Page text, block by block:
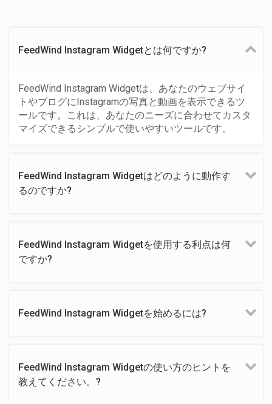
FeedWind Instagram Widgetとは何ですか?
FeedWind Instagram Widgetは、あなたのウェブサイ
トやブログにInstagramの写真と動画を表示できるツ
ールです。これは、あなたのニーズに合わせてカスタ
マイズできるシンプルで使いやすいツールです。
FeedWind Instagram Widgetはどのように動作す
るのですか?
FeedWind Instagram Widgetを使用する利点は何
ですか?
FeedWind Instagram Widgetを始めるには?
FeedWind Instagram Widgetの使い方のヒントを
教えてください。?